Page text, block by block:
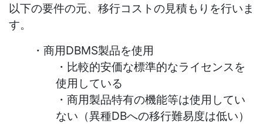
以下の要件の元、移行コストの見積もりを行いま
す。
・商用DBMS製品を使用
・比較的安価な標準的なライセンスを
使用している
・商用製品特有の機能等は使用してい
ない（異種DBへの移行難易度は低い）